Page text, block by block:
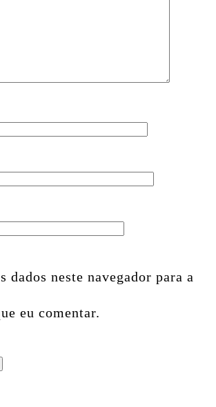
dados neste navegador para a
eu comentar.